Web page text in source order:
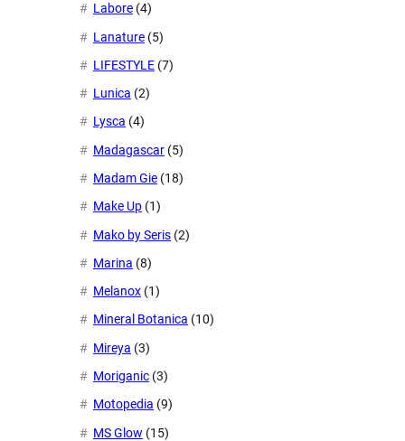
Labore (4)
Lanature (5)
LIFESTYLE (7)
Lunica (2)
Lysca (4)
Madagascar (5)
Madam Gie (18)
Make Up (1)
Mako by Seris (2)
Marina (8)
Melanox (1)
Mineral Botanica (10)
Mireya (3)
Moriganic (3)
Motopedia (9)
MS Glow (15)